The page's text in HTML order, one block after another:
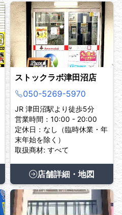
ストックラボ津田沼店
050-5269-5970
JR 津田沼駅より徒歩5分
営業時間：10:00 - 20:00
定休日：なし（臨時休業・年
末年始を除く）
取扱商材: すべて
店舗詳細・地図